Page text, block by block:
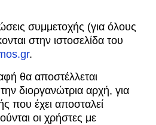
συμμετοχής (για όλους
στην ιστοσελίδα του
.
θα αποστέλλεται
διοργανώτρια αρχή, για
που έχει αποσταλεί
οι χρήστες με